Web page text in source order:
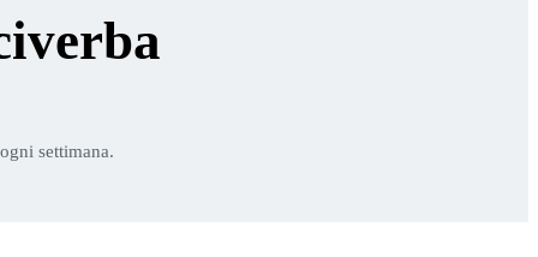
settimana.